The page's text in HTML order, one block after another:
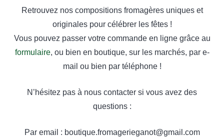
Retrouvez nos compositions fromagères uniques et
originales pour célébrer les fêtes !
Vous pouvez passer votre commande en ligne grâce au
formulaire, ou bien en boutique, sur les marchés, par e-
mail ou bien par téléphone !
N’hésitez pas à nous contacter si vous avez des
questions :
Par email : boutique.fromagerieganot@gmail.com